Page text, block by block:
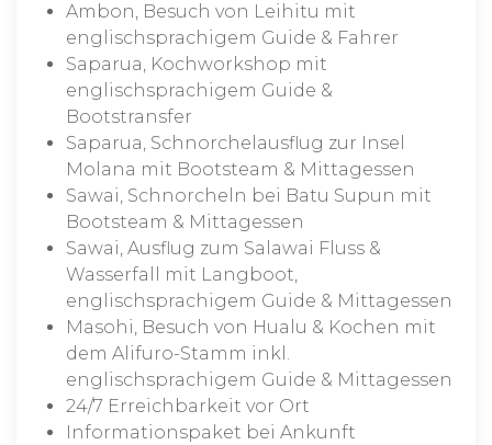
Ambon, Besuch von Leihitu mit
englischsprachigem Guide & Fahrer
Saparua, Kochworkshop mit
englischsprachigem Guide &
Bootstransfer
Saparua, Schnorchelausflug zur Insel
Molana mit Bootsteam & Mittagessen
Sawai, Schnorcheln bei Batu Supun mit
Bootsteam & Mittagessen
Sawai, Ausflug zum Salawai Fluss &
Wasserfall mit Langboot,
englischsprachigem Guide & Mittagessen
Masohi, Besuch von Hualu & Kochen mit
dem Alifuro-Stamm inkl.
englischsprachigem Guide & Mittagessen
24/7 Erreichbarkeit vor Ort
Informationspaket bei Ankunft